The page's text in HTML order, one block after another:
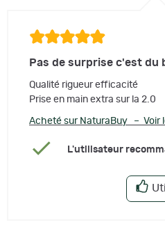
Pas de surprise c'est du
Qualité rigueur efficacité
Prise en main extra sur la 2.0
Acheté sur NaturaBuy – Voir
L'utilisateur